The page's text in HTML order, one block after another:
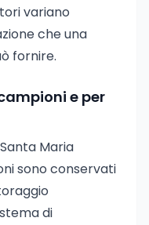
variano
che una
fornire.
e per
Maria
sono conservati
di